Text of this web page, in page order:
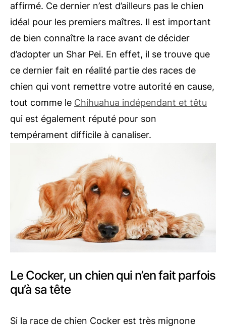
affirmé. Ce dernier n’est d’ailleurs pas le chien
idéal pour les premiers maîtres. Il est important
de bien connaître la race avant de décider
d’adopter un Shar Pei. En effet, il se trouve que
ce dernier fait en réalité partie des races de
chien qui vont remettre votre autorité en cause,
tout comme le Chihuahua indépendant et têtu
qui est également réputé pour son
tempérament difficile à canaliser.
Le Cocker, un chien qui n’en fait parfois
qu’à sa tête
Si la race de chien Cocker est très mignone